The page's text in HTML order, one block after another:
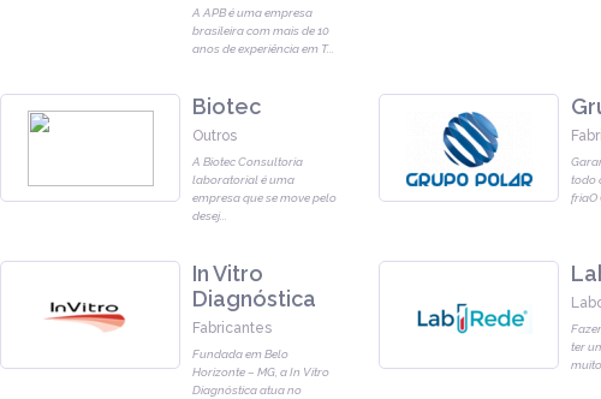
A APB é uma empresa
brasileira com mais de 10
anos de experiência em T...
Biotec
Outros
A Biotec Consultoria
laboratorial é uma
empresa que se move pelo
desej...
todo
friaO
In Vitro
Diagnóstica
Fabricantes
Fundada em Belo
Horizonte – MG, a In Vitro
Diagnóstica atua no
ter